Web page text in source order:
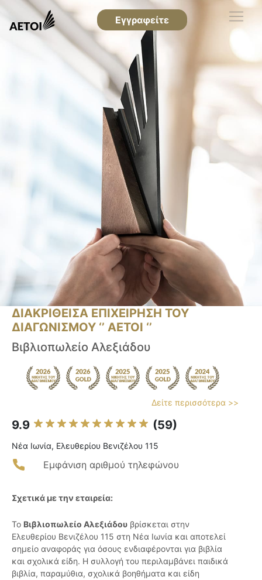
Εγγραφείτε
ΔΙΑΚΡΙΘΕΙΣΑ ΕΠΙΧΕΙΡΗΣΗ ΤΟΥ
ΔΙΑΓΩΝΙΣΜΟΥ ‘’ ΑΕΤΟΙ ‘’
Βιβλιοπωλείο Αλεξιάδου
Δείτε περισσότερα >>
9.9 (59)
Νέα Ιωνία, Ελευθερίου Βενιζέλου 115
Εμφάνιση αριθμού τηλεφώνου
Σχετικά με την εταιρεία:
Το Βιβλιοπωλείο Αλεξιάδου βρίσκεται στην
Ελευθερίου Βενιζέλου 115 στη Νέα Ιωνία και αποτελεί
σημείο αναφοράς για όσους ενδιαφέρονται για βιβλία
και σχολικά είδη. Η συλλογή του περιλαμβάνει παιδικά
βιβλία, παραμύθια, σχολικά βοηθήματα και είδη